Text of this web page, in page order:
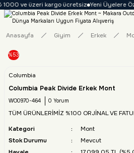
ve üzeri kargo ücretsiz Yeni Üyelere
Anasayfa Giyim Erkek
%53
Columbia
Columbia Peak Divide Erkek Mont
WO0970-464 0 Yorum
TÜM ÜRÜNLERİMİZ %100 ORJİNAL VE
Kategori
Mont
Stok Durumu
Mevcut